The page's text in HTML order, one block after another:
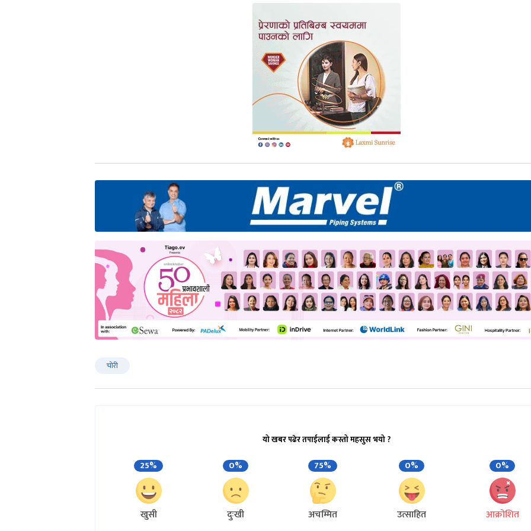
चोरी
यो खबर पढेर तपाईलाई कस्तो महसुस भयो ?
25%
खुसी
0%
दुःखी
75%
अचम्मित
0%
उत्साहित
0%
आक्रोशित